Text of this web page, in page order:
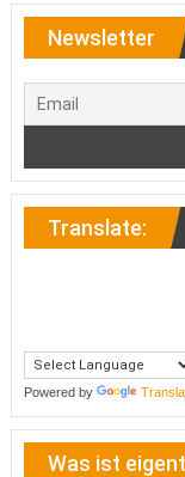
Newsletter
Translate:
Powered by
Was ist